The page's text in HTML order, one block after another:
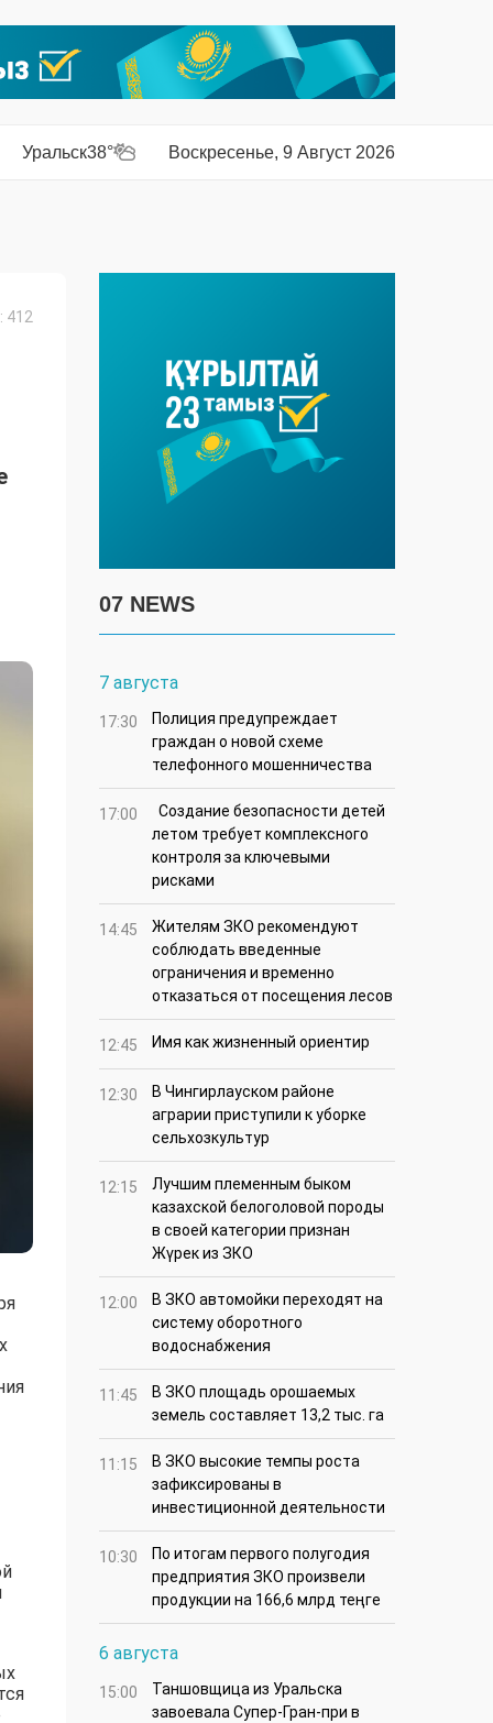
Уральск38° Воскресенье, 9 Август 2026
412
07 NEWS
7 августа
17:30
Полиция предупреждает
граждан о новой схеме
телефонного мошенничества
17:00
Создание безопасности детей
летом требует комплексного
контроля за ключевыми
рисками
14:45
Жителям ЗКО рекомендуют
соблюдать введенные
ограничения и временно
отказаться от посещения лесов
12:45 Имя как жизненный ориентир
12:30
В Чингирлауском районе
аграрии приступили к уборке
сельхозкультур
12:15
Лучшим племенным быком
казахской белоголовой породы
в своей категории признан
Жүрек из ЗКО
12:00
В ЗКО автомойки переходят на
систему оборотного
водоснабжения
11:45
В ЗКО площадь орошаемых
земель составляет 13,2 тыс. га
11:15
В ЗКО высокие темпы роста
зафиксированы в
инвестиционной деятельности
10:30
По итогам первого полугодия
предприятия ЗКО произвели
продукции на 166,6 млрд теңге
6 августа
15:00
Таншовщица из Уральска
завоевала Супер-Гран-при в